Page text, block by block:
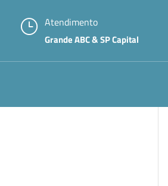
} Atendimento
Grande ABC & SP Capital